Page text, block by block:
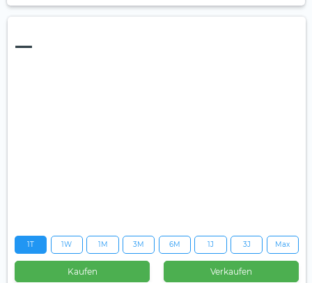
—
1T 1W 1M 3M 6M 1J 3J Max
Kaufen Verkaufen